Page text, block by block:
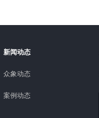
新闻动态
众象动态
案例动态